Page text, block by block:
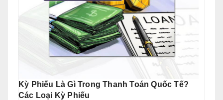
Kỳ Phiếu Là Gì Trong Thanh Toán Quốc Tế?
Các Loại Kỳ Phiếu